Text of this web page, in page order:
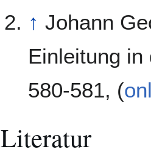
↑ Johann
Einleitung
580-581, (
Literatur